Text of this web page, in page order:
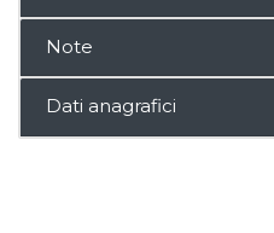
Note
Dati anagrafici